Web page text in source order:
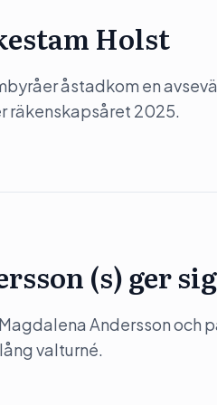
Holst
åstadkom en
räkenskapsåret 2025.
(s) ger
Andersson
valturné.